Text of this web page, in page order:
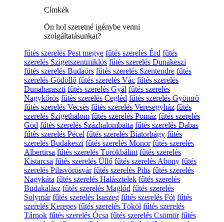
Címkék
Ön hol szeretné igénybe venni
szolgáltatásunkat?
fűtés szerelés Pest megye fűtés szerelés Érd fűtés
szerelés Szigetszentmiklós fűtés szerelés Dunakeszi
fűtés szerelés Budaörs fűtés szerelés Szentendre fűtés
szerelés Gödöllő fűtés szerelés Vác fűtés szerelés
Dunaharaszti fűtés szerelés Gyál fűtés szerelés
Nagykőrös fűtés szerelés Cegléd fűtés szerelés Gyömrő
fűtés szerelés Vecsés fűtés szerelés Veresegyház fűtés
szerelés Szigethalom fűtés szerelés Pomáz fűtés szerelés
Göd fűtés szerelés Százhalombatta fűtés szerelés Dabas
fűtés szerelés Pécel fűtés szerelés Biatorbágy fűtés
szerelés Budakeszi fűtés szerelés Monor fűtés szerelés
Albertirsa fűtés szerelés Törökbálint fűtés szerelés
Kistarcsa fűtés szerelés Üllő fűtés szerelés Abony fűtés
szerelés Pilisvörösvár fűtés szerelés Pilis fűtés szerelés
Nagykáta fűtés szerelés Halásztelek fűtés szerelés
Budakalász fűtés szerelés Maglód fűtés szerelés
Solymár fűtés szerelés Isaszeg fűtés szerelés Fót fűtés
szerelés Kerepes fűtés szerelés Tököl fűtés szerelés
Tárnok fűtés szerelés Ócsa fűtés szerelés Csömör fűtés